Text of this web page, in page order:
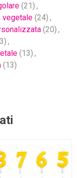
(21) ,
vegetale (24) ,
(20) ,
,
(13) ,
(13)